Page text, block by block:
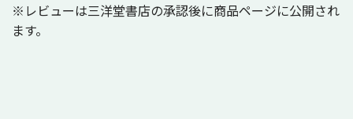
※レビューは三洋堂書店の承認後に商品ページに公開され
ます。